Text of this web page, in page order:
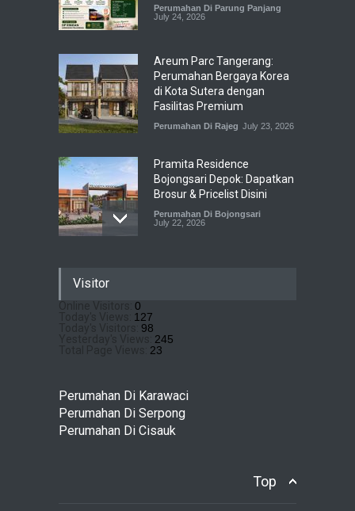
Perumahan Di Parung Panjang
July 24, 2026
Areum Parc Tangerang:
Perumahan Bergaya Korea
di Kota Sutera dengan
Fasilitas Premium
Perumahan Di Rajeg July 23, 2026
Pramita Residence
Bojongsari Depok: Dapatkan
Brosur & Pricelist Disini
Perumahan Di Bojongsari
July 22, 2026
Nuansa Resort di Gading
Serpong
Perumahan Di Serpong
Visitor
0
127
98
245
23
Perumahan Di Karawaci
Perumahan Di Serpong
Perumahan Di Cisauk
Top